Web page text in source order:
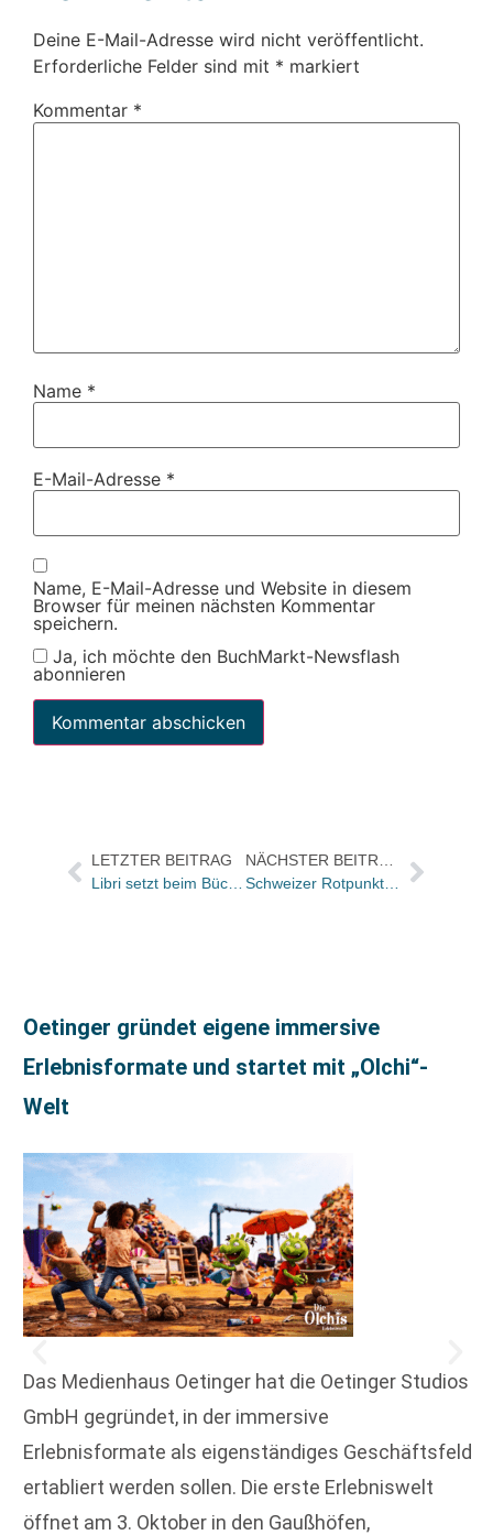
Deine E-Mail-Adresse wird nicht veröffentlicht.
Erforderliche Felder sind mit * markiert
Kommentar *
Name *
E-Mail-Adresse *
Name, E-Mail-Adresse und Website in diesem
Browser für meinen nächsten Kommentar
speichern.
Ja, ich möchte den BuchMarkt-Newsflash
abonnieren
LETZTER BEITRAG
Libri setzt beim Bücherwagendienst auf E-LKWs
Oetinger gründet eigene immersive
Erlebnisformate und startet mit „Olchi“-
Welt
Das Medienhaus Oetinger hat die Oetinger Studios
GmbH gegründet, in der immersive
Erlebnisformate als eigenständiges Geschäftsfeld
ertabliert werden sollen. Die erste Erlebniswelt
öffnet am 3. Oktober in den Gaußhöfen,